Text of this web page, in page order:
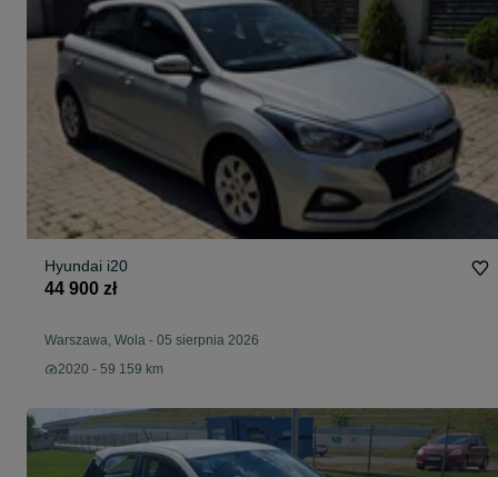
Hyundai i20
44 900 zł
Warszawa, Wola - 05 sierpnia 2026
2020 - 59 159 km